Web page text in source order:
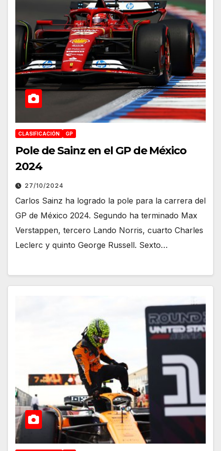
CLASIFICACIÓN GP
Pole de Sainz en el GP de México
2024
27/10/2024
Carlos Sainz ha logrado la pole para la carrera del
GP de México 2024. Segundo ha terminado Max
Verstappen, tercero Lando Norris, cuarto Charles
Leclerc y quinto George Russell. Sexto…